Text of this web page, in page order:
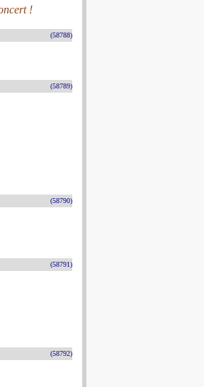
!
(58788)
(58789)
(58790)
(58791)
(58792)